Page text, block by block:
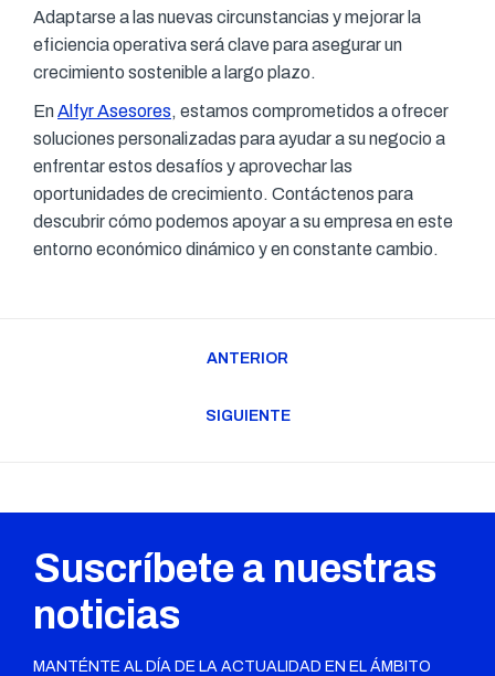
Adaptarse a las nuevas circunstancias y mejorar la
eficiencia operativa será clave para asegurar un
crecimiento sostenible a largo plazo.
EnAlfyr Asesores, estamos comprometidos a ofrecer
soluciones personalizadas para ayudar a su negocio a
enfrentar estos desafíos y aprovechar las
oportunidades de crecimiento. Contáctenos para
descubrir cómo podemos apoyar a su empresa en este
entorno económico dinámico y en constante cambio.
ANTERIOR
SIGUIENTE
Suscríbete a nuestras
noticias
MANTÉNTE AL DÍA DE LA ACTUALIDAD EN EL ÁMBITO